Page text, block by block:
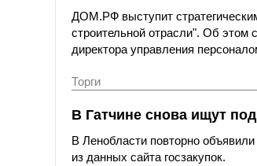
ДОМ.РФ выступит
строительной отрасли". Об этом
директора управления
Торги
В Гатчине снова ищут
В Ленобласти повторно
из данных сайта госзакупок.